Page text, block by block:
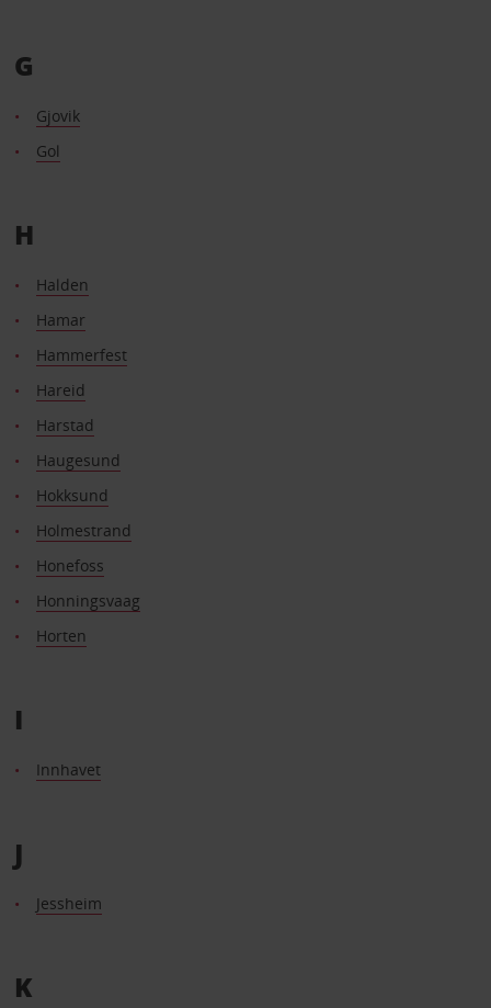
G
Gjovik
Gol
H
Halden
Hamar
Hammerfest
Hareid
Harstad
Haugesund
Hokksund
Holmestrand
Honefoss
Honningsvaag
Horten
I
Innhavet
J
Jessheim
K